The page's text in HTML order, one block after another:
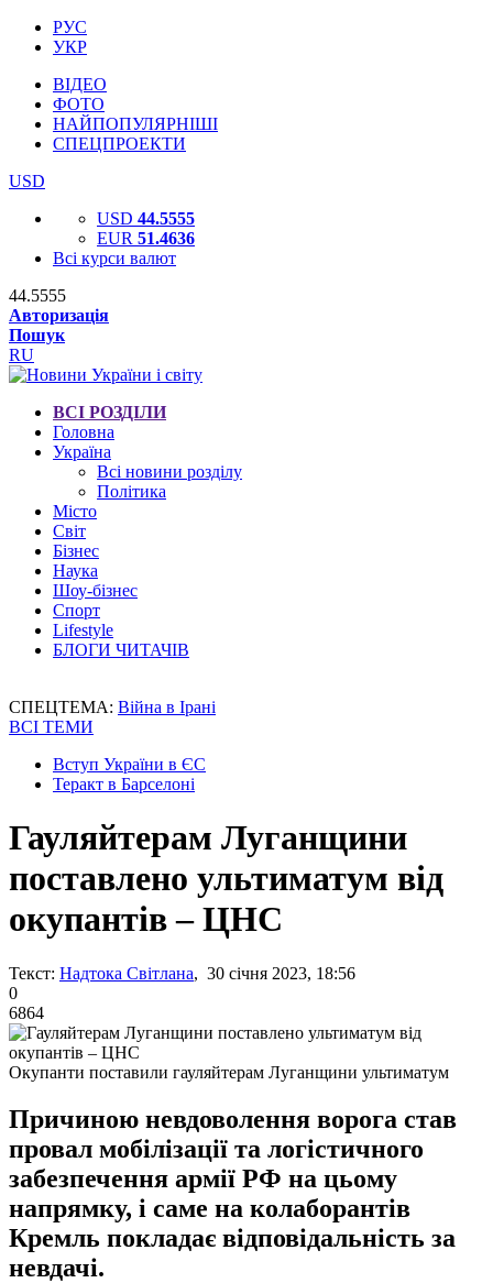
РУС
УКР
ВІДЕО
ФОТО
НАЙПОПУЛЯРНІШІ
СПЕЦПРОЕКТИ
USD
USD 44.5555
EUR 51.4636
Всі курси валют
44.5555
Авторизація
Пошук
RU
ВСІ РОЗДІЛИ
Головна
Україна
Всі новини розділу
Політика
Місто
Світ
Бізнес
Наука
Шоу-бізнес
Спорт
Lifestyle
БЛОГИ ЧИТАЧІВ
СПЕЦТЕМА: Війна в Ірані
ВСІ ТЕМИ
Вступ України в ЄС
Теракт в Барселоні
Гауляйтерам Луганщини
поставлено ультиматум від
окупантів – ЦНС
Текст: Надтока Світлана, 30 січня 2023, 18:56
0
6864
Окупанти поставили гауляйтерам Луганщини ультиматум
Причиною невдоволення ворога став
провал мобілізації та логістичного
забезпечення армії РФ на цьому
напрямку, і саме на колаборантів
Кремль покладає відповідальність за
невдачі.